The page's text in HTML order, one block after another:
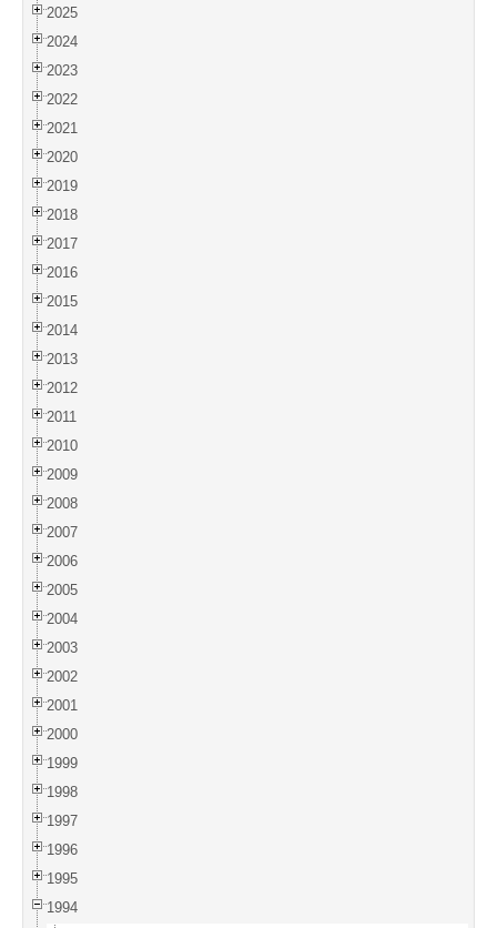
2025
2024
2023
2022
2021
2020
2019
2018
2017
2016
2015
2014
2013
2012
2011
2010
2009
2008
2007
2006
2005
2004
2003
2002
2001
2000
1999
1998
1997
1996
1995
1994